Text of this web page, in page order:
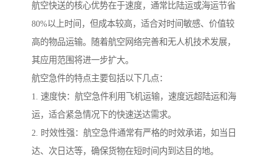
航空快送的核心优势在于速度，通常比陆运或海运节省
80%以上时间，但成本较高，适合对时间敏感、价值较
高的物品运输。随着航空网络完善和无人机技术发展，
其应用范围将进一步扩大。
航空急件的特点主要包括以下几点：
1. 速度快：航空急件利用飞机运输，速度远超陆运和海
运，适合紧急情况下的快速送达需求。
2. 时效性强：航空急件通常有严格的时效承诺，如当日
达、次日达等，确保货物在短时间内到达目的地。